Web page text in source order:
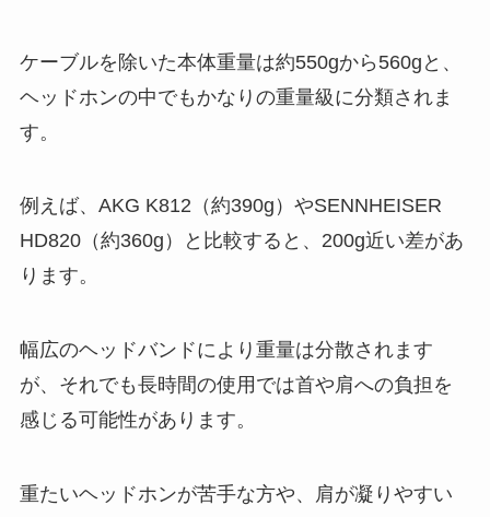
ケーブルを除いた本体重量は約550gから560gと、
ヘッドホンの中でもかなりの重量級に分類されま
す。
例えば、AKG K812（約390g）やSENNHEISER
HD820（約360g）と比較すると、200g近い差があ
ります。
幅広のヘッドバンドにより重量は分散されます
が、それでも長時間の使用では首や肩への負担を
感じる可能性があります。
重たいヘッドホンが苦手な方や、肩が凝りやすい